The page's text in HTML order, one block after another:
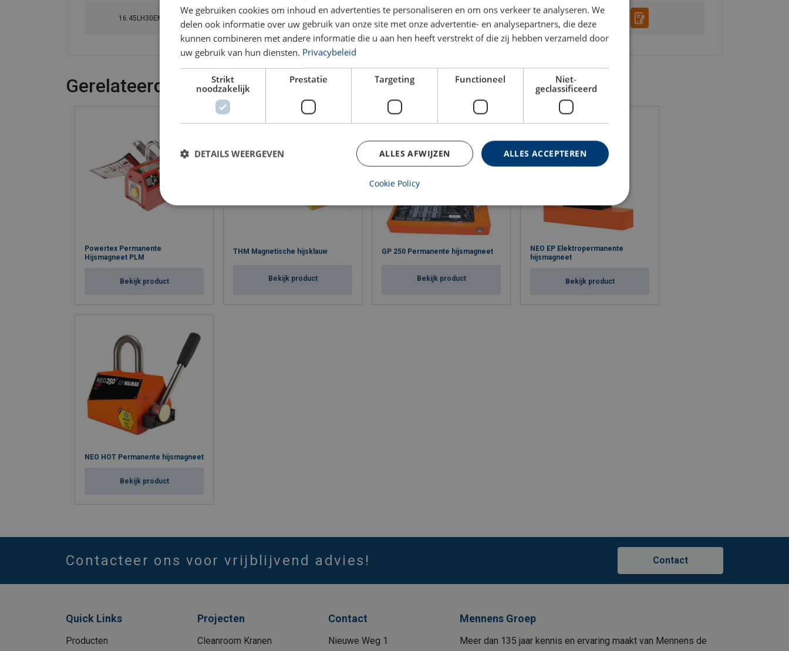
16.45LH30EMBMV5090
Gerelateerde producten
Powertex Permanente
Hijsmagneet PLM
Bekijk product
THM Magnetische hijsklauw
Bekijk product
GP 250 Permanente hijsmagneet
Bekijk product
NEO EP Elektropermanente
hijsmagneet
Bekijk product
NEO HOT Permanente hijsmagneet
Bekijk product
Contacteer ons voor vrijblijvend advies! Contact
Quick Links
Producten
Projecten
Cleanroom Kranen
Contact
Nieuwe Weg 1
Mennens Groep
Meer dan 135 jaar kennis en ervaring maakt van Mennens de
FRENCH
We gebruiken cookies om inhoud en advertenties te personaliseren en om ons verkeer te analyseren. We
delen ook informatie over uw gebruik van onze site met onze advertentie- en analysepartners, die deze
kunnen combineren met andere informatie die u aan hen heeft verstrekt of die zij hebben verzameld door
uw gebruik van hun diensten. Privacybeleid
Strikt
noodzakelijk
Prestatie Targeting Functioneel
Niet-
geclassificeerd
ALLES ACCEPTEREN
ALLES AFWIJZEN
DETAILS WEERGEVEN
Cookie Policy